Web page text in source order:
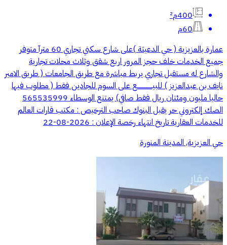
400م²
60م
عمارة بالعزيزية ( حي الدعيثة )على شارع سكني تجاري 60 مترآ متوفر
جميع الخدمات خلف حجز المرور اربع شقق وثلاث محلات تجارية
والشارع له مستقبل تجاري يربط مباشرة مع طريق الجامعات ( طريق الامير
نايف بن عبدالعزيز ) للبيـــــــــــــــع على السوم للجادين فقط ( مطلوب فيها
حاليا مليون ومئتان ريال فقط صافي) يمتنع الوسطاء 565535999
الصك إلكتروني حر يقبل البنوك صاحب الترخيص : مكتب قارات العالم
للخدمات العقارية تاريخ انتهاء رخصة الإعلان : 2026-08-22
حي العزيزية, المدينة المنورة